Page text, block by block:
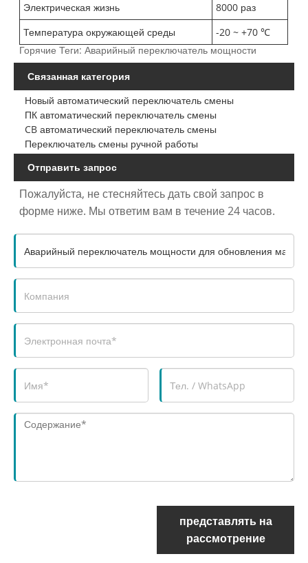
Электрическая жизнь
8000 раз
Температура окружающей среды
-20 ~ +70 ℃
Горячие Теги: Аварийный переключатель мощности
Связанная категория
Новый автоматический переключатель смены
ПК автоматический переключатель смены
CB автоматический переключатель смены
Переключатель смены ручной работы
Отправить запрос
Пожалуйста, не стесняйтесь дать свой запрос в
форме ниже. Мы ответим вам в течение 24 часов.
представлять на
рассмотрение